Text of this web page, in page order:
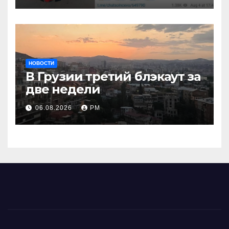
НОВОСТИ
В Грузии третий блэкаут за
две недели
06.08.2026 РМ